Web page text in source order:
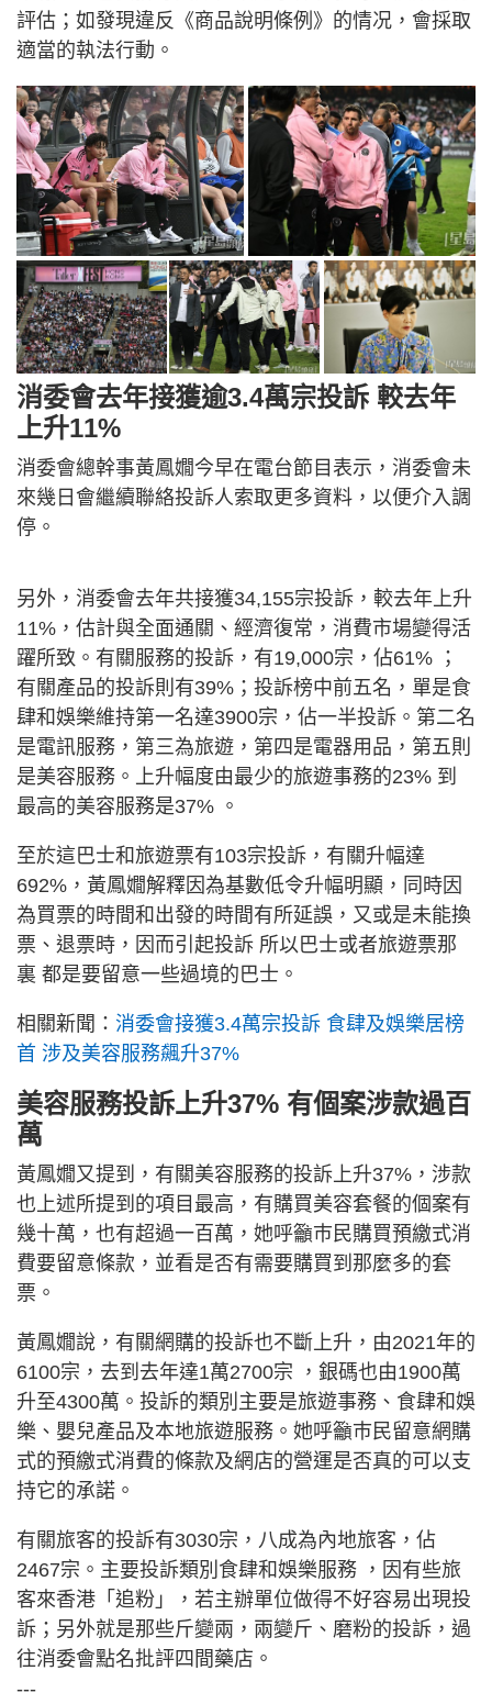
評估；如發現違反《商品說明條例》的情况，會採取
適當的執法行動。
消委會去年接獲逾3.4萬宗投訴 較去年
上升11%
消委會總幹事黃鳳嫺今早在電台節目表示，消委會未
來幾日會繼續聯絡投訴人索取更多資料，以便介入調
停。
另外，消委會去年共接獲34,155宗投訴，較去年上升
11%，估計與全面通關、經濟復常，消費市場變得活
躍所致。有關服務的投訴，有19,000宗，佔61% ；
有關產品的投訴則有39%；投訴榜中前五名，單是食
肆和娛樂維持第一名達3900宗，佔一半投訴。第二名
是電訊服務，第三為旅遊，第四是電器用品，第五則
是美容服務。上升幅度由最少的旅遊事務的23% 到
最高的美容服務是37% 。
至於這巴士和旅遊票有103宗投訴，有關升幅達
692%，黃鳳嫺解釋因為基數低令升幅明顯，同時因
為買票的時間和出發的時間有所延誤，又或是未能換
票、退票時，因而引起投訴 所以巴士或者旅遊票那
裏 都是要留意一些過境的巴士。
相關新聞： 消委會接獲3.4萬宗投訴 食肆及娛樂居榜
首 涉及美容服務飆升37%
美容服務投訴上升37% 有個案涉款過百
萬
黃鳳嫺又提到，有關美容服務的投訴上升37%，涉款
也上述所提到的項目最高，有購買美容套餐的個案有
幾十萬，也有超過一百萬，她呼籲巿民購買預繳式消
費要留意條款，並看是否有需要購買到那麼多的套
票。
黃鳳嫺說，有關網購的投訴也不斷上升，由2021年的
6100宗，去到去年達1萬2700宗 ，銀碼也由1900萬
升至4300萬。投訴的類別主要是旅遊事務、食肆和娛
樂、嬰兒產品及本地旅遊服務。她呼籲巿民留意網購
式的預繳式消費的條款及網店的營運是否真的可以支
持它的承諾。
有關旅客的投訴有3030宗，八成為內地旅客，佔
2467宗。主要投訴類別食肆和娛樂服務 ，因有些旅
客來香港「追粉」，若主辦單位做得不好容易出現投
訴；另外就是那些斤變兩，兩變斤、磨粉的投訴，過
往消委會點名批評四間藥店。
---